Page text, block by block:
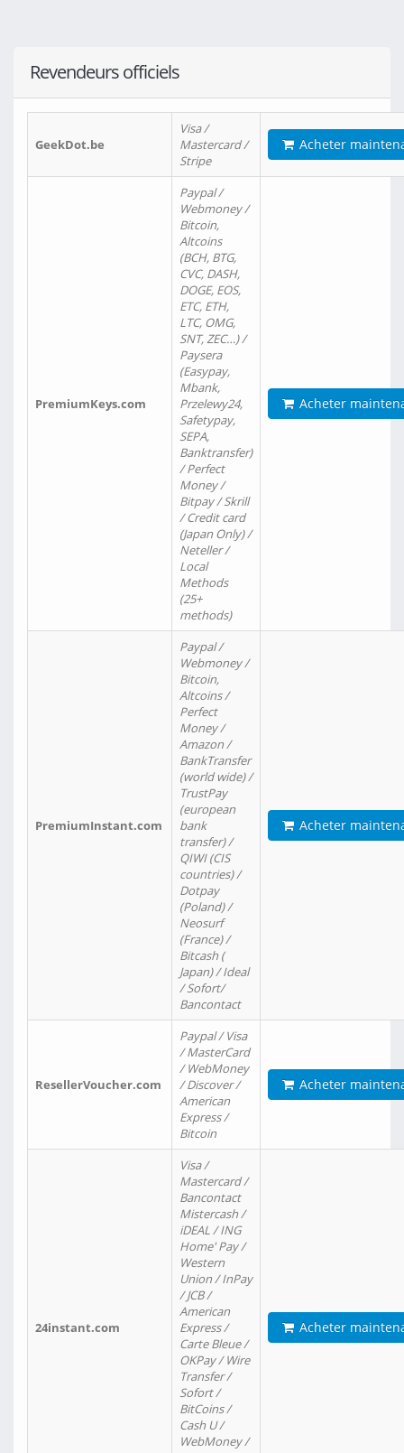
Revendeurs officiels
GeekDot.be
Visa /
Mastercard /
Stripe
Acheter
PremiumKeys.com
Paypal /
Webmoney /
Bitcoin,
Altcoins
(BCH, BTG,
CVC, DASH,
DOGE, EOS,
ETC, ETH,
LTC, OMG,
SNT, ZEC…) /
Paysera
(Easypay,
Mbank,
Przelewy24,
Safetypay,
SEPA,
Banktransfer)
/ Perfect
Money /
Bitpay / Skrill
/ Credit card
(Japan Only) /
Neteller /
Local
Methods
(25+
methods)
Acheter
PremiumInstant.com
Paypal /
Webmoney /
Bitcoin,
Altcoins /
Perfect
Money /
Amazon /
BankTransfer
(world wide) /
TrustPay
(european
bank
transfer) /
QIWI (CIS
countries) /
Dotpay
(Poland) /
Neosurf
(France) /
Bitcash (
Japan) / Ideal
/ Sofort/
Bancontact
Acheter
ResellerVoucher.com
Paypal / Visa
/ MasterCard
/ WebMoney
/ Discover /
American
Express /
Bitcoin
Acheter
24instant.com
Visa /
Mastercard /
Bancontact
Mistercash /
iDEAL / ING
Home' Pay /
Western
Union / InPay
/ JCB /
American
Express /
Carte Bleue /
OKPay / Wire
Transfer /
Sofort /
BitCoins /
Cash U /
WebMoney /
Acheter